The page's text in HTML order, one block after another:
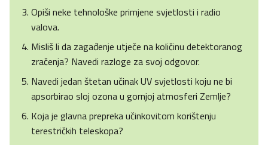
Opiši neke tehnološke primjene svjetlosti i radio
valova.
Misliš li da zagađenje utječe na količinu detektoranog
zračenja? Navedi razloge za svoj odgovor.
Navedi jedan štetan učinak UV svjetlosti koju ne bi
apsorbirao sloj ozona u gornjoj atmosferi Zemlje?
Koja je glavna prepreka učinkovitom korištenju
terestričkih teleskopa?